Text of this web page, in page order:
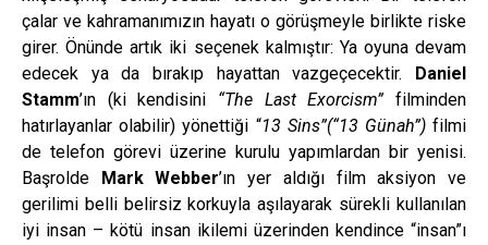
çalar ve kahramanımızın hayatı o görüşmeyle birlikte riske
girer. Önünde artık iki seçenek kalmıştır: Ya oyuna devam
edecek ya da bırakıp hayattan vazgeçecektir.
Daniel
Stamm’ın (ki kendisini “The Last Exorcism”filminden
hatırlayanlar olabilir) yönettiği “13 Sins”(“13 Günah”) filmi
de telefon görevi üzerine kurulu yapımlardan bir yenisi.
Başrolde
Mark Webber’ın yer aldığı film aksiyon ve
gerilimi belli belirsiz korkuyla aşılayarak sürekli kullanılan
iyi insan – kötü insan ikilemi üzerinden kendince “insan”ı